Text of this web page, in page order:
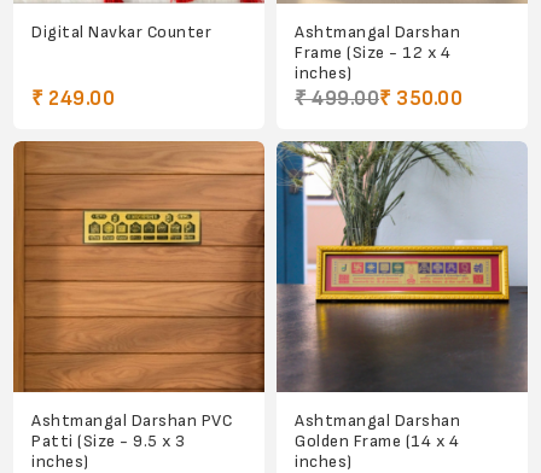
Digital Navkar Counter
₹ 249.00
Ashtmangal Darshan
Frame (Size - 12 x 4
inches)
₹ 499.00₹ 350.00
Ashtmangal Darshan PVC
Patti (Size - 9.5 x 3
inches)
Ashtmangal Darshan
Golden Frame (14 x 4
inches)